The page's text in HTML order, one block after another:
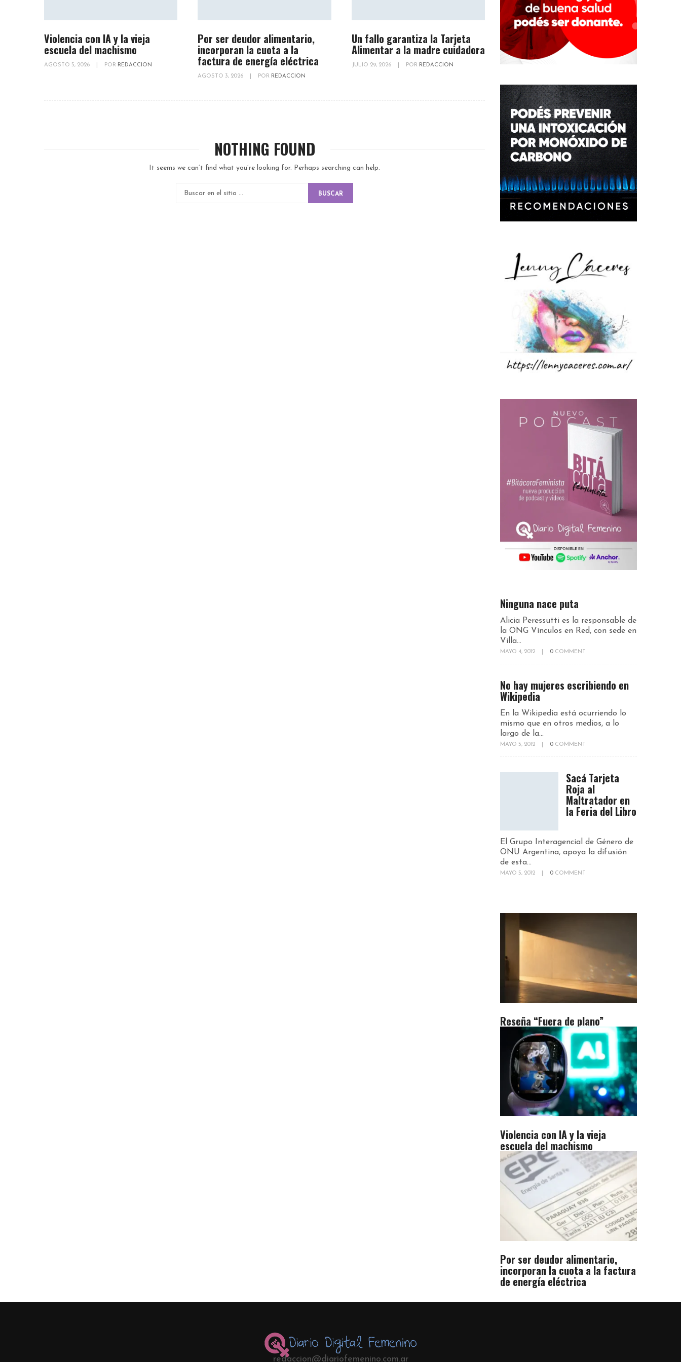
Violencia con IA y la vieja
escuela del machismo
AGOSTO 5, 2026 POR REDACCION
Por ser deudor alimentario,
incorporan la cuota a la
factura de energía eléctrica
AGOSTO 3, 2026 POR REDACCION
Un fallo garantiza la Tarjeta
Alimentar a la madre cuidadora
JULIO 29, 2026 POR REDACCION
NOTHING FOUND
It seems we can’t find what you’re looking for. Perhaps searching can help.
BUSCAR
Ninguna nace puta
Alicia Peressutti es la responsable de
la ONG Vínculos en Red, con sede en
Villa...
MAYO 4, 2012 0 COMMENT
No hay mujeres escribiendo en
Wikipedia
En la Wikipedia está ocurriendo lo
mismo que en otros medios, a lo
largo de la...
MAYO 5, 2012 0 COMMENT
Sacá Tarjeta
Roja al
Maltratador en
la Feria del Libro
El Grupo Interagencial de Género de
ONU Argentina, apoya la difusión
de esta...
MAYO 5, 2012 0 COMMENT
Reseña “Fuera de plano”
Violencia con IA y la vieja
escuela del machismo
Por ser deudor alimentario,
incorporan la cuota a la factura
de energía eléctrica
redaccion@diariofemenino.com.ar